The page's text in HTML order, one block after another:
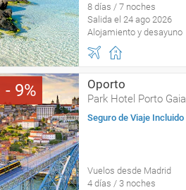
8 días / 7 noches
Salida el 24 ago 2026
Alojamiento y desayuno
9 Oporto
Park Hotel Porto Gaia
Seguro de Viaje Incluido
Vuelos desde Madrid
4 días / 3 noches